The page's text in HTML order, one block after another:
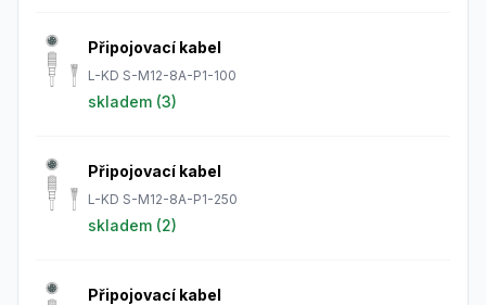
Připojovací kabel
L-KD S-M12-8A-P1-100
skladem (3)
Připojovací kabel
L-KD S-M12-8A-P1-250
skladem (2)
Připojovací kabel